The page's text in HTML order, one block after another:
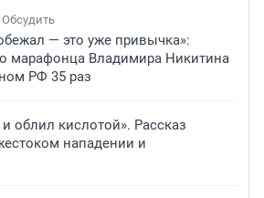
Обсудить
— это уже привычка»:
марафонца Владимира Никитина
РФ 35 раз
облил кислотой». Рассказ
нападении и